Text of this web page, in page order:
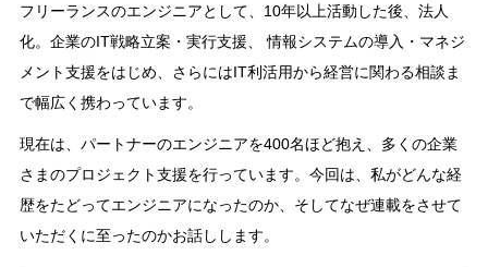
フリーランスのエンジニアとして、10年以上活動した後、法人
化。企業のIT戦略立案・実行支援、 情報システムの導入・マネジ
メント支援をはじめ、さらにはIT利活用から経営に関わる相談ま
で幅広く携わっています。
現在は、パートナーのエンジニアを400名ほど抱え、多くの企業
さまのプロジェクト支援を行っています。今回は、私がどんな経
歴をたどってエンジニアになったのか、そしてなぜ連載をさせて
いただくに至ったのかお話しします。